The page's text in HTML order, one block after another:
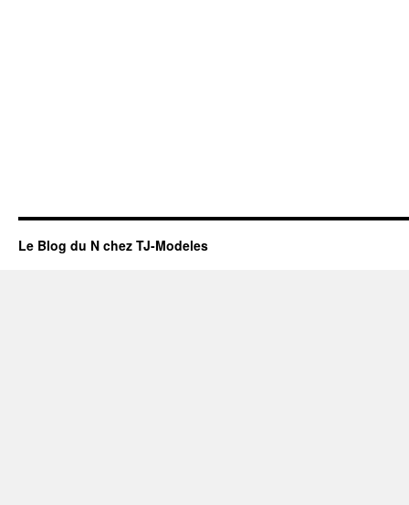
Le Blog du N chez TJ-Modeles